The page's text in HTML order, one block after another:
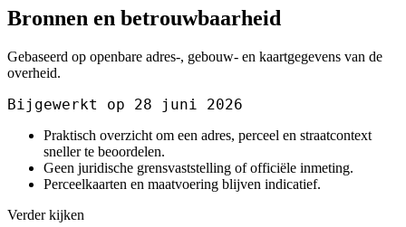
Bronnen en betrouwbaarheid
Gebaseerd op openbare adres-, gebouw- en kaartgegevens van de
overheid.
Bijgewerkt op 28 juni 2026
Praktisch overzicht om een adres, perceel en straatcontext
sneller te beoordelen.
Geen juridische grensvaststelling of officiële inmeting.
Perceelkaarten en maatvoering blijven indicatief.
Verder kijken